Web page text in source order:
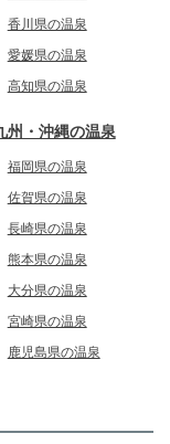
香川県の温泉
愛媛県の温泉
高知県の温泉
州・沖縄の温泉
福岡県の温泉
佐賀県の温泉
長崎県の温泉
熊本県の温泉
大分県の温泉
宮崎県の温泉
鹿児島県の温泉